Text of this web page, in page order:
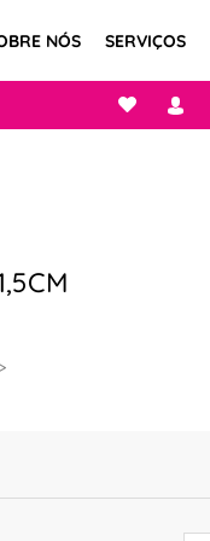
NÓS SERVIÇOS